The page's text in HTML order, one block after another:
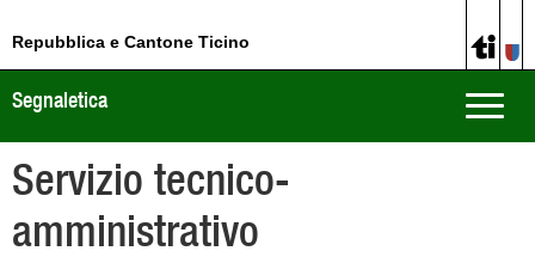
Repubblica e Cantone Ticino
Toggle
Segnaletica
Servizio tecnico-
amministrativo